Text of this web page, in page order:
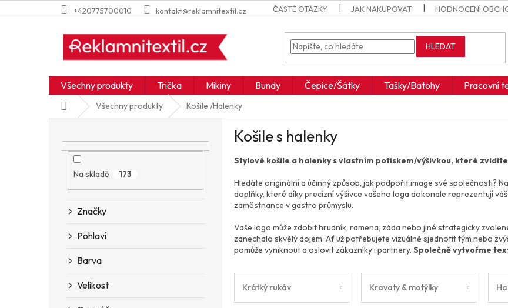
na
+420775700010 kontakt@reklamnitextil.cz ČASTÉ OTÁZKY JAK NAKUPOVAT HODNOCENÍ
HLEDAT
Všechny produkty Trička Mikiny Bundy Čepice/Šátky Tašky/Batohy Pracovní
Domů Všechny produkty Košile /Halenky
Na skladě 173
Značky
Pohlaví
Barva
Velikost
Košile s halenky
Stylové košile a halenky s vlastním potiskem/výšivkou, které
Hledáte originální a účinný způsob, jak podpořit image své společnosti?
doplňky, které díky precizní výšivce vašeho loga dokonale reprezentují
zaměstnance v gastro průmyslu.
Vaše logo může zdobit hrudník, ramena, záda nebo jiné strategicky
zanechalo skvělý dojem. Ať už potřebujete vizuálně sjednotit tým nebo
pomůže vyniknout a oslovit zákazníky i partnery. Společně vytvořme
Krátký rukáv Kravaty & motýlky